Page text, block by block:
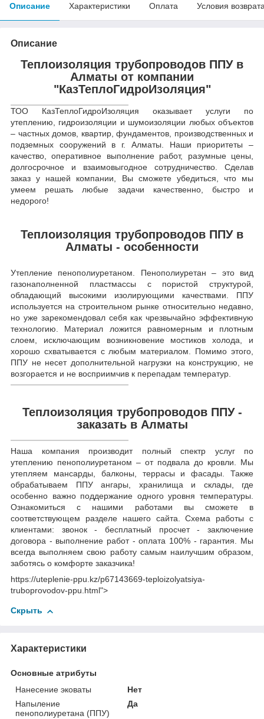
Описание Характеристики Оплата Условия
Описание
Теплоизоляция трубопроводов ППУ в
Алматы от компании
"КазТеплоГидроИзоляция"
ТОО КазТеплоГидроИзоляция оказывает услуги по
утеплению, гидроизоляции и шумоизоляции любых объектов
– частных домов, квартир, фундаментов, производственных и
подземных сооружений в г. Алматы. Наши приоритеты –
качество, оперативное выполнение работ, разумные цены,
долгосрочное и взаимовыгодное сотрудничество. Сделав
заказ у нашей компании, Вы сможете убедиться, что мы
умеем решать любые задачи качественно, быстро и
недорого!
Теплоизоляция трубопроводов ППУ в
Алматы - особенности
Утепление пенополиуретаном. Пенополиуретан – это вид
газонаполненной пластмассы с пористой структурой,
обладающий высокими изолирующими качествами. ППУ
используется на строительном рынке относительно недавно,
но уже зарекомендовал себя как чрезвычайно эффективную
технологию. Материал ложится равномерным и плотным
слоем, исключающим возникновение мостиков холода, и
хорошо схватывается с любым материалом. Помимо этого,
ППУ не несет дополнительной нагрузки на конструкцию, не
возгорается и не восприимчив к перепадам температур.
Теплоизоляция трубопроводов ППУ -
заказать в Алматы
Наша компания производит полный спектр услуг по
утеплению пенополиуретаном – от подвала до кровли. Мы
утепляем мансарды, балконы, террасы и фасады. Также
обрабатываем ППУ ангары, хранилища и склады, где
особенно важно поддержание одного уровня температуры.
Ознакомиться с нашими работами вы сможете в
соответствующем разделе нашего сайта. Схема работы с
клиентами: звонок - бесплатный просчет - заключение
договора - выполнение работ - оплата 100% - гарантия. Мы
всегда выполняем свою работу самым наилучшим образом,
заботясь о комфорте заказчика!
https://uteplenie-ppu.kz/p67143669-teploizolyatsiya-
truboprovodov-ppu.html">
Скрыть
Характеристики
Основные атрибуты
Нанесение эковаты
Нет
Напыление
пенополиуретана (ППУ)
Да